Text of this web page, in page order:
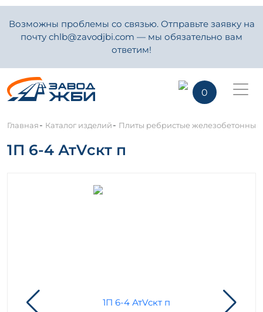
Возможны проблемы со связью. Отправьте заявку на
почту chlb@zavodjbi.com — мы обязательно вам
ответим!
0
Главная- Каталог изделий- Плиты ребристые железобетонные
1П 6-4 АтVскт п